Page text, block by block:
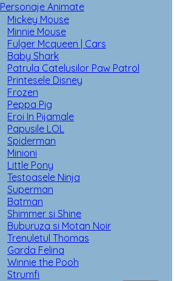
Personaje Animate
Mickey Mouse
Minnie Mouse
Fulger Mcqueen | Cars
Baby Shark
Patrula Catelusilor Paw Patrol
Printesele Disney
Frozen
Peppa Pig
Eroi In Pijamale
Papusile LOL
Spiderman
Minioni
Little Pony
Testoasele Ninja
Superman
Batman
Shimmer si Shine
Buburuza si Motan Noir
Trenuletul Thomas
Garda Felina
Winnie the Pooh
Strumfi